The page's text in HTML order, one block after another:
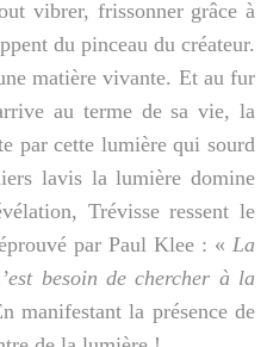
vibrer, frissonner grâce à
du pinceau du créateur.
matière vivante. Et au fur
au terme de sa vie, la
par cette lumière qui sourd
lavis la lumière domine
Trévisse ressent le
par Paul Klee : « La
besoin de chercher à la
manifestant la présence de